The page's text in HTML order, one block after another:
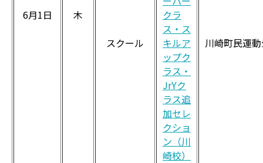
6月1日 木
スクール
クラ
ス・ス
キルア
ップク
ラス・
JrYク
ラス追
加セレ
クショ
ン（川
崎校）
川崎町民運